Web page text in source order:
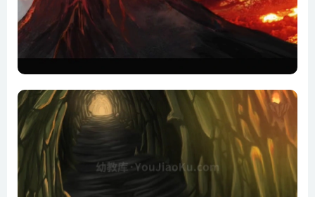
第22集 赫哲渔村
第23集 三江鱼牌
第24集 蟒蛇入伙
第25集 仙鹤古笛
第26集 鹤仙升天
第27集 龙翔鹤乡
第28集 龙娃探母
第29集 北极光
第30集 再回嘎仙洞